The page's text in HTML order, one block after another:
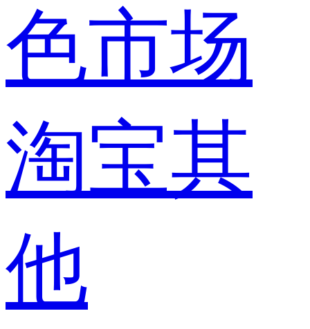
色市场
淘宝其
他